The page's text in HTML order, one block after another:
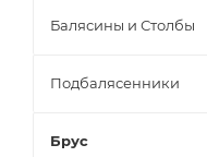
Балясины и Столбы
Подбалясенники
Брус